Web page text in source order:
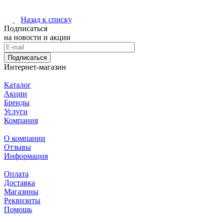
Назад к списку
Подписаться
на новости и акции
Подписаться
Интернет-магазин
Каталог
Акции
Бренды
Услуги
Компания
О компании
Отзывы
Информация
Оплата
Доставка
Магазины
Реквизиты
Помощь